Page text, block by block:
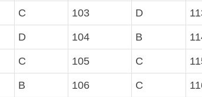
C 103 D
D 104 B
C 105 C
B 106 C